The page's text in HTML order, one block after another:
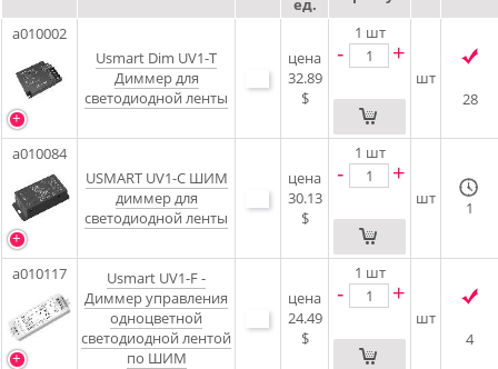
ед.
a010002
Usmart Dim UV1-T
Диммер для
светодиодной ленты
цена
32.89
$
1 шт
- +
шт
28
a010084
USMART UV1-C ШИМ
диммер для
светодиодной ленты
цена
30.13
$
1 шт
- +
шт 1
a010117
Usmart UV1-F -
Диммер управления
одноцветной
светодиодной лентой
по ШИМ
цена
24.49
$
1 шт
- +
шт
4